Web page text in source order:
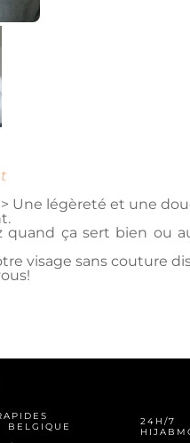
24H/7
Une légèreté et une
quand ça sert bien ou
visage sans couture